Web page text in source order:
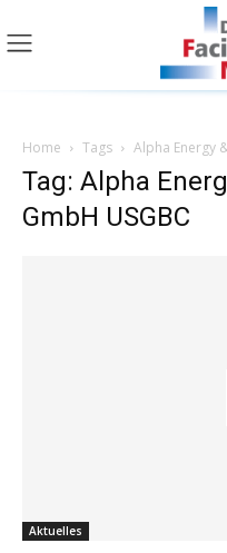
Home Tags Alpha Energy
Tag: Alpha
GmbH USGBC
Aktuelles